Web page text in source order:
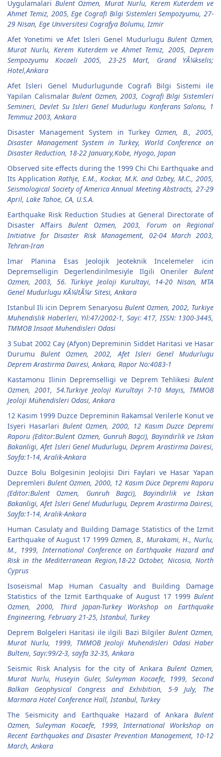
Uygulamalari Bulent Ozmen, Murat Nurlu, Kerem Kuterdem ve
Ahmet Temiz, 2005, Ege Cografi Bilgi Sistemleri Sempozyumu, 27-
29 Nisan, Ege Universitesi Cografya Bolumu, Izmir
Afet Yonetimi ve Afet Isleri Genel MudurluguBulent Ozmen,
Murat Nurlu, Kerem Kuterdem ve Ahmet Temiz, 2005, Deprem
Sempozyumu Kocaeli 2005, 23-25 Mart, Grand YÃ¼kselis;
Hotel,Ankara
Afet Isleri Genel Mudurlugunde Cografi Bilgi Sistemi ile
Yapilan CalismalarBulent Ozmen, 2003, Cografi Bilgi Sistemleri
Semineri, Devlet Su Isleri Genel Mudurlugu Konferans Salonu, 1
Temmuz 2003, Ankara
Disaster Management System in Turkey Ozmen, B., 2005,
Disaster Management System in Turkey, World Conference on
Disaster Reduction, 18-22 January,Kobe, Hyogo, Japan
Observed site effects during the 1999 Chi Chi Earthquake and
Its Application Rathje, E.M., Kockar, M.K. and Ozbey, M.C., 2005,
Seismological Society of America Annual Meeting Abstracts, 27-29
April, Lake Tahoe, CA, U.S.A.
Earthquake Risk Reduction Studies at General Directorate of
Disaster Affairs Bulent Ozmen, 2003, Forum on Regional
Initiative for Disaster Risk Management, 02-04 March 2003,
Tehran-Iran
Imar Planina Esas Jeolojik Jeoteknik Incelemeler icin
Depremselligin Degerlendirilmesiyle Ilgili Oneriler Bulent
Ozmen, 2003, 56. Türkiye Jeoloji Kurultayi, 14-20 Nisan, MTA
Genel Mudurlugu KÃ¼ltÃ¼r Sitesi, Ankara
Istanbul Ili icin Deprem Senaryosu Bulent Ozmen, 2002, Turkiye
Muhendislik Haberleri, Yil:47/2002-1, Sayi: 417, ISSN: 1300-3445,
TMMOB Insaat Muhendisleri Odasi
3 Subat 2002 Cay (Afyon) Depreminin Siddet Haritasi ve Hasar
DurumuBulent Ozmen, 2002, Afet Isleri Genel Mudurlugu
Deprem Arastirma Dairesi, Ankara, Rapor No:4083-1
Kastamonu Ilinin Depremselligi ve Deprem Tehlikesi Bulent
Ozmen, 2001, 54.Turkiye Jeoloji Kurultayi 7-10 Mayıs, TMMOB
Jeoloji Mühendisleri Odasi, Ankara
12 Kasım 1999 Duzce Depreminin Rakamsal Verilerle Konut ve
Isyeri Hasarlari Bulent Ozmen, 2000, 12 Kasım Duzce Depremi
Raporu (Editor:Bulent Ozmen, Gunruh Bagci), Bayindirlik ve Iskan
Bakanligi, Afet Isleri Genel Mudurlugu, Deprem Arastirma Dairesi,
Sayfa:1-14, Aralik-Ankara
Duzce Bolu Bolgesinin Jeolojisi Diri Faylari ve Hasar Yapan
Depremleri Bulent Ozmen, 2000, 12 Kasım Düce Depremi Raporu
(Editor:Bulent Ozmen, Gunruh Bagci), Bayindirlik ve Iskan
Bakanligi, Afet İsleri Genel Mudurlugu, Deprem Arastirma Dairesi,
Sayfa:1-14, Aralik-Ankara
Human Casulaty and Building Damage Statistics of the Izmit
Earthquake of August 17 1999 Ozmen, B., Murakami, H., Nurlu,
M., 1999, International Conference on Earthquake Hazard and
Risk in the Mediterranean Region,18-22 October, Nicosia, North
Cyprus
Isoseismal Map Human Casualty and Building Damage
Statistics of the Izmit Earthquake of August 17 1999 Bulent
Ozmen, 2000, Third Japan-Turkey Workshop on Earthquake
Engineering, February 21-25, Istanbul, Turkey
Deprem Bolgeleri Haritasi ile ilgili Bazi Bilgiler Bulent Ozmen,
Murat Nurlu, 1999, TMMOB Jeoloji Muhendisleri Odasi Haber
Bulteni, Sayı:99/2-3, sayfa 32-35, Ankara
Seismic Risk Analysis for the city of Ankara Bulent Ozmen,
Murat Nurlu, Huseyin Guler, Suleyman Kocaefe, 1999, Second
Balkan Geophysical Congress and Exhibition, 5-9 July, The
Marmara Hotel Conference Hall, Istanbul, Turkey
The Seismicity and Earthquake Hazard of Ankara Bulent
Ozmen, Suleyman Kocaefe, 1999, International Workshop on
Recent Earthquakes and Disaster Prevention Management, 10-12
March, Ankara